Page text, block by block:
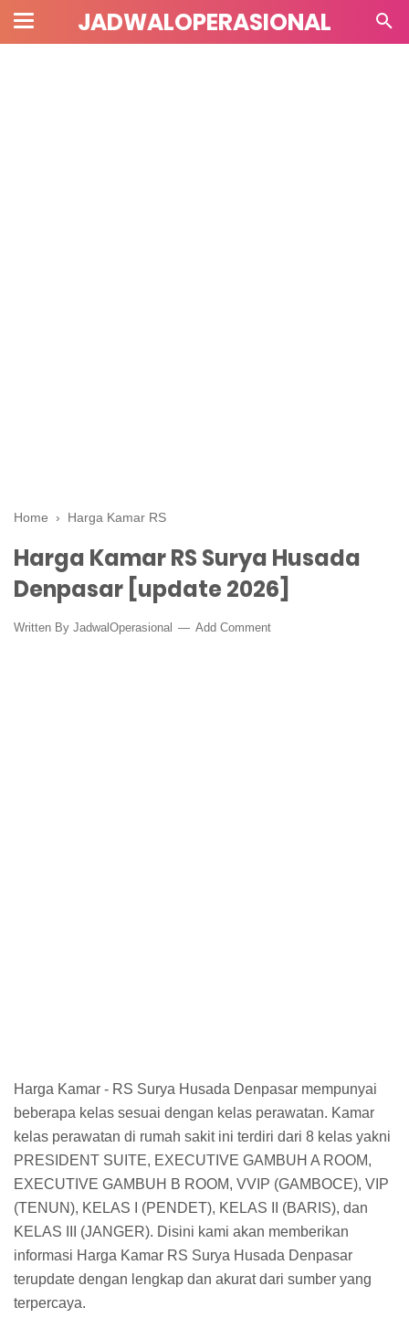
JADWALOPERASIONAL
Home › Harga Kamar RS
Harga Kamar RS Surya Husada
Denpasar [update 2026]
Written By JadwalOperasional Add Comment
Harga Kamar - RS Surya Husada Denpasar mempunyai
beberapa kelas sesuai dengan kelas perawatan. Kamar
kelas perawatan di rumah sakit ini terdiri dari 8 kelas yakni
PRESIDENT SUITE, EXECUTIVE GAMBUH A ROOM,
EXECUTIVE GAMBUH B ROOM, VVIP (GAMBOCE), VIP
(TENUN), KELAS I (PENDET), KELAS II (BARIS), dan
KELAS III (JANGER). Disini kami akan memberikan
informasi Harga Kamar RS Surya Husada Denpasar
terupdate dengan lengkap dan akurat dari sumber yang
terpercaya.